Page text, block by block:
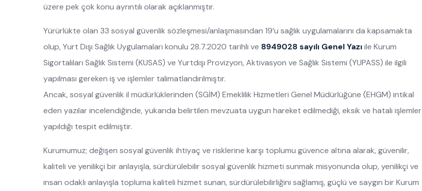
üzere pek çok konu ayrıntılı olarak açıklanmıştır.
Yürürlükte olan 33 sosyal güvenlik sözleşmesi/anlaşmasından 19’u sağlık uygulamalarını da kapsamakta
olup, Yurt Dışı Sağlık Uygulamaları konulu 28.7.2020 tarihli ve 8949028 sayılı Genel Yazıile Kurum
Sigortalıları Sağlık Sistemi (KUSAS) ve Yurtdışı Provizyon, Aktivasyon ve Sağlık Sistemi (YUPASS) ile ilgili
yapılması gereken iş ve işlemler talimatlandırılmıştır.
Ancak, sosyal güvenlik il müdürlüklerinden (SGİM) Emeklilik Hizmetleri Genel Müdürlüğüne (EHGM) intikal
eden yazılar incelendiğinde, yukarıda belirtilen mevzuata uygun hareket edilmediği, eksik ve hatalı işlemler
yapıldığı tespit edilmiştir.
Kurumumuz; değişen sosyal güvenlik ihtiyaç ve risklerine karşı toplumu güvence altına alarak, güvenilir,
kaliteli ve yenilikçi bir anlayışla, sürdürülebilir sosyal güvenlik hizmeti sunmak misyonunda olup, yenilikçi ve
insan odaklı anlayışla topluma kaliteli hizmet sunan, sürdürülebilirliğini sağlamış, güçlü ve saygın bir Kurum